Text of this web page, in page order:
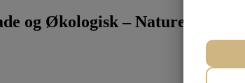
og Økologisk – Nature Growing